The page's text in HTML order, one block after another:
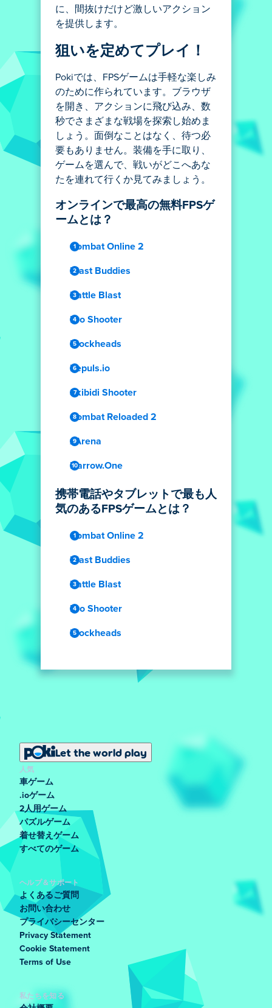
に、間抜けだけど激しいアクション
を提供します。
狙いを定めてプレイ！
Pokiでは、FPSゲームは手軽な楽しみ
のために作られています。ブラウザ
を開き、アクションに飛び込み、数
秒でさまざまな戦場を探索し始めま
しょう。面倒なことはなく、待つ必
要もありません。装備を手に取り、
ゲームを選んで、戦いがどこへあな
たを連れて行くか見てみましょう。
オンラインで最高の無料FPSゲ
ームとは？
Combat Online 2
Blast Buddies
Battle Blast
Pro Shooter
Blockheads
Repuls.io
Skibidi Shooter
Combat Reloaded 2
xArena
Narrow.One
携帯電話やタブレットで最も人
気のあるFPSゲームとは？
Combat Online 2
Blast Buddies
Battle Blast
Pro Shooter
Blockheads
Let the world play
人気
車ゲーム
.ioゲーム
2人用ゲーム
パズルゲーム
着せ替えゲーム
すべてのゲーム
ヘルプ＆サポート
よくあるご質問
お問い合わせ
プライバシーセンター
Privacy Statement
Cookie Statement
Terms of Use
私たちを知る